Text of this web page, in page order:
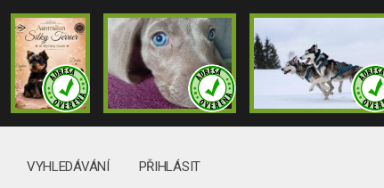
VYHLEDÁVÁNÍ PŘIHLÁSIT